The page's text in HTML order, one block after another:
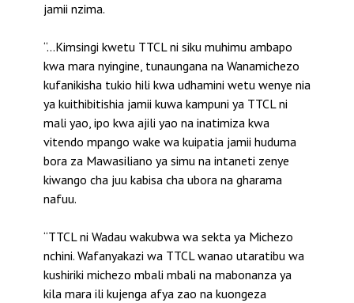
jamii nzima.
“…Kimsingi kwetu TTCL ni siku muhimu ambapo
kwa mara nyingine, tunaungana na Wanamichezo
kufanikisha tukio hili kwa udhamini wetu wenye nia
ya kuithibitishia jamii kuwa kampuni ya TTCL ni
mali yao, ipo kwa ajili yao na inatimiza kwa
vitendo mpango wake wa kuipatia jamii huduma
bora za Mawasiliano ya simu na intaneti zenye
kiwango cha juu kabisa cha ubora na gharama
nafuu.
“TTCL ni Wadau wakubwa wa sekta ya Michezo
nchini. Wafanyakazi wa TTCL wanao utaratibu wa
kushiriki michezo mbali mbali na mabonanza ya
kila mara ili kujenga afya zao na kuongeza